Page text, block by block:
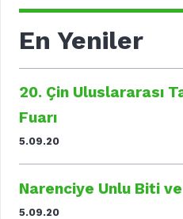
En Yeniler
20. Çin Uluslararası
Fuarı
5.09.20
Narenciye Unlu Biti
5.09.20